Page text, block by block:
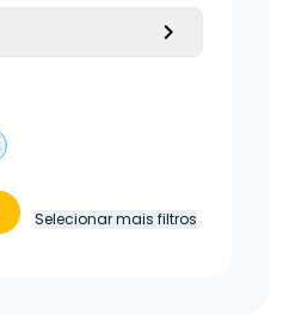
Selecionar mais filtros